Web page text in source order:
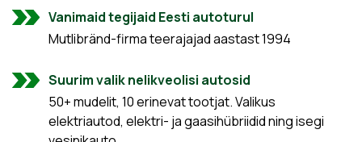
Vanimaid tegijaid Eesti autoturul
Mutlibränd-firma teerajajad aastast 1994
Suurim valik nelikveolisi autosid
50+ mudelit, 10 erinevat tootjat. Valikus
elektriautod, elektri- ja gaasihübriidid ning isegi